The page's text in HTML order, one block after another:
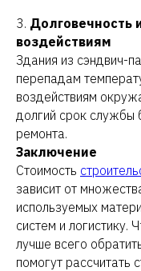
3. Долговечность
воздействиям
Здания из сэндвич-
перепадам
воздействиям
долгий срок службы
ремонта.
Заключение
Стоимость
зависит от
используемых
систем и логистику.
лучше всего
помогут рассчитать